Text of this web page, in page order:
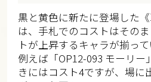
黒と黄色に新たに登場した
は、手札でのコストはその
トが上昇するキャラが揃って
例えば「OP12-093 モーリー
きにはコスト4ですが、場に